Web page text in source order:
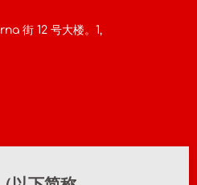
街 12 号大楼。1,